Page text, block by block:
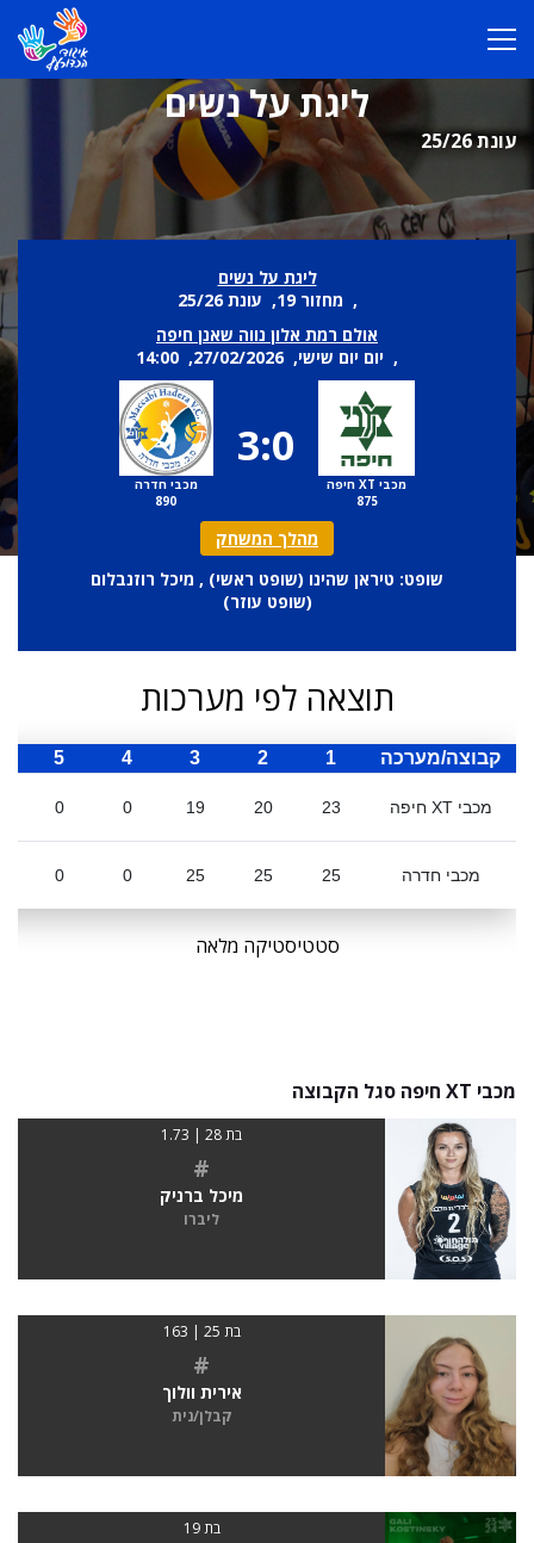
ליגת על נשים
עונת 25/26
ליגת על נשים
, מחזור 19, עונת 25/26
אולם רמת אלון נווה שאנן חיפה
, יום יום שישי, 27/02/2026, 14:00
מכבי XT חיפה
875
3:0
מכבי חדרה
890
מהלך המשחק
שופט: טיראן שהינו (שופט ראשי) , מיכל רוזנבלום
(שופט עוזר)
תוצאה לפי מערכות
קבוצה/מערכה 1
2
3
4
5
מכבי XT חיפה 23
20
19
0
0
מכבי חדרה 25
25
25
0
0
סטטיסטיקה מלאה
מכבי XT חיפה סגל הקבוצה
בת 28 | 1.73
#
מיכל ברניק
ליברו
בת 25 | 163
#
אירית וולוך
קבלן/נית
בת 19